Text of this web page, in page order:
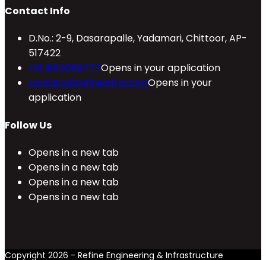
Contact Info
D.No.: 2-9, Dasarapalle, Yadamari, Chittoor, AP-
517422
+91 9010088777Opens in your application
contact@refineinfra.comOpens in your
application
Follow Us
Opens in a new tab
Opens in a new tab
Opens in a new tab
Opens in a new tab
Copyright 2026 - Refine Engineering & Infrastructure